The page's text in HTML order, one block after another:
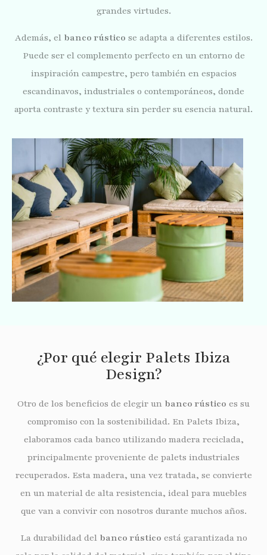
grandes virtudes.
Además, el banco rústico se adapta a diferentes estilos.
Puede ser el complemento perfecto en un entorno de
inspiración campestre, pero también en espacios
escandinavos, industriales o contemporáneos, donde
aporta contraste y textura sin perder su esencia natural.
¿Por qué elegir Palets Ibiza
Design?
Otro de los beneficios de elegir un banco rústico es su
compromiso con la sostenibilidad. En Palets Ibiza,
elaboramos cada banco utilizando madera reciclada,
principalmente proveniente de palets industriales
recuperados. Esta madera, una vez tratada, se convierte
en un material de alta resistencia, ideal para muebles
que van a convivir con nosotros durante muchos años.
La durabilidad del banco rústico está garantizada no